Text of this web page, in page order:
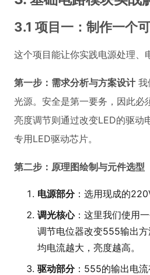
3.1 项目一：制作一个
这个项目能让你实践电源处理、
第一步：需求分析与方案设计我
光源。安全是第一要务，因此必
亮度调节则通过改变LED的驱动
专用LED驱动芯片。
第二步：原理图绘制与元件选型
电源部分：选用现成的
调光核心：这里我们使用
调节电位器改变555输出
均电流越大，亮度越高。
驱动部分：555的输出电